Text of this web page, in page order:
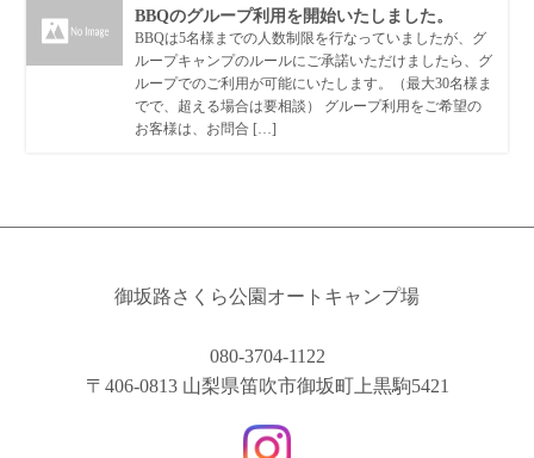
BBQのグループ利用を開始いたしました。
BBQは5名様までの人数制限を行なっていましたが、グ
ループキャンプのルールにご承諾いただけましたら、グ
ループでのご利用が可能にいたします。（最大30名様ま
でで、超える場合は要相談） グループ利用をご希望の
お客様は、お問合 […]
御坂路さくら公園オートキャンプ場
080-3704-1122
〒406-0813 山梨県笛吹市御坂町上黒駒5421